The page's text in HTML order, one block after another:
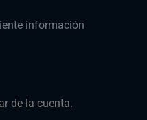
información
de la cuenta.